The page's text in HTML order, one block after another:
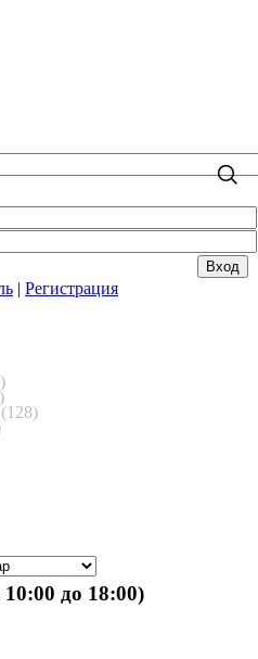
| Регистрация
(128)
до 18:00)